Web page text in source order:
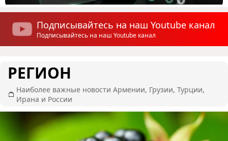
Подписывайтесь на наш Youtube канал
Подписывайтесь на наш Youtube канал
РЕГИОН
Наиболее важные новости Армении, Грузии, Турции,
Ирана и России